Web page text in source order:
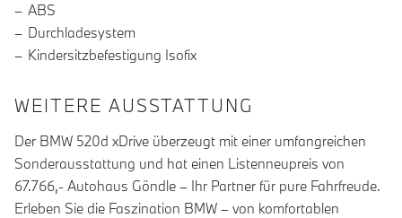
ABS
Durchladesystem
Kindersitzbefestigung Isofix
WEITERE AUSSTATTUNG
Der BMW 520d xDrive überzeugt mit einer umfangreichen
Sonderausstattung und hat einen Listenneupreis von
67.766,- Autohaus Göndle – Ihr Partner für pure Fahrfreude.
Erleben Sie die Faszination BMW – von komfortablen